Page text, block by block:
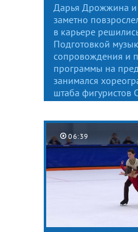
Дарья Дрожжина и
заметно
в карьере
Подготовкой
сопровождения и
программы на
занимался
штаба фигуристов
06:39